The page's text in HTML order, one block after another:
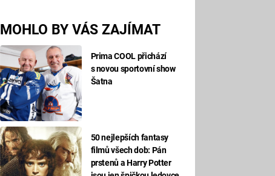
MOHLO BY VÁS ZAJÍMAT
Prima COOL přichází
s novou sportovní show
Šatna
50 nejlepších fantasy
filmů všech dob: Pán
prstenů a Harry Potter